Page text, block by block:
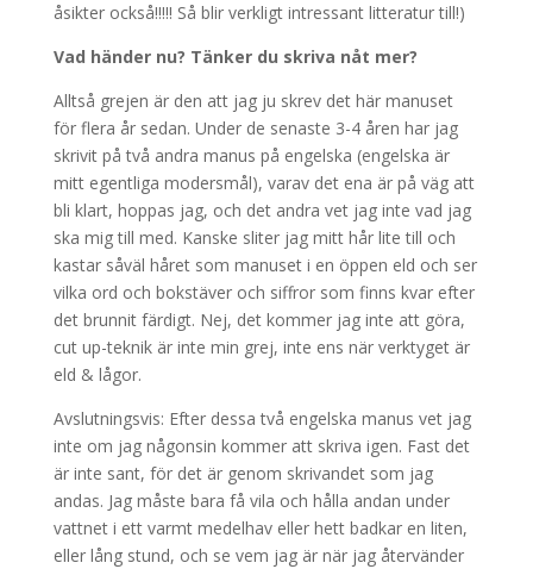
åsikter också!!!!! Så blir verkligt intressant litteratur till!)
Vad händer nu? Tänker du skriva nåt mer?
Alltså grejen är den att jag ju skrev det här manuset
för flera år sedan. Under de senaste 3-4 åren har jag
skrivit på två andra manus på engelska (engelska är
mitt egentliga modersmål), varav det ena är på väg att
bli klart, hoppas jag, och det andra vet jag inte vad jag
ska mig till med. Kanske sliter jag mitt hår lite till och
kastar såväl håret som manuset i en öppen eld och ser
vilka ord och bokstäver och siffror som finns kvar efter
det brunnit färdigt. Nej, det kommer jag inte att göra,
cut up-teknik är inte min grej, inte ens när verktyget är
eld & lågor.
Avslutningsvis: Efter dessa två engelska manus vet jag
inte om jag någonsin kommer att skriva igen. Fast det
är inte sant, för det är genom skrivandet som jag
andas. Jag måste bara få vila och hålla andan under
vattnet i ett varmt medelhav eller hett badkar en liten,
eller lång stund, och se vem jag är när jag återvänder